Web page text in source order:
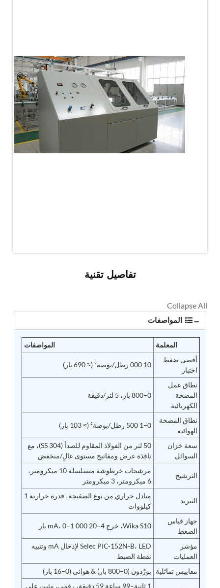
Compressor Test Rig
Manual Nitrogen Generation Plant with Integrated
Air Compressor
Supply Of Suction Lubrication System For 1000Hp
Cyclic Spin Test Facility
Mobile Hydraulic Flushing Rig
Hydraulic Powerpack And Actuator System
Manufacturer
Test Rig For OBIGGS
Oxygen Enrichment Facility
Gas Distribution System
Hydraulic Refilling Trolley
Practice Head Torpedo
Ku 7 Leak Tester
Gas Purging System
Liquid Oxygen Dispenser 800 Ltr Along With
45 Degree Left And Right Moment Durability Test
Neometrix Optical Balloon Theodolite
Universal Hydraulic Charging Rig IAF Nasik
Cng Circuit Leak Testing Machine For Volvo Buses
Hydraulic Spreader Machine
Cryogenic Liquid Medical Mxygen Vertical Storage
Tank
Weapon Loading Trolley
Hydrualic Drive Of Osa
Test Equipment For Pump And Centrifugal
Breather
Hydraulic Loading System
Aircraft Arrester Barrier System
Tacan Test Bench
Automated Inverter Test Rig On Lab View
Environment
Test Rig For Irab Brake System
Oxygen Gas Boosting Station
تفاصيل تقنية
المواصفات
المعلمة
المواصفات
أقصى ضغط
اختبار
10 000 رطل/بوصة² (≈ 690 بار)
نطاق عمل
المضخة
الكهربائية
0–800 بار، 5 لتر/دقيقة
نطاق المضخة
الهوائية
0–1 500 رطل/بوصة² (≈ 103 بار)
سعة خزان
السوائل
50 لتر من الفولاذ المقاوم للصدأ (SS 304)، مع
نافذة عرض ومفاتيح مستوى عالٍ/منخفض
الترشيح
مرشحات خرطوشة متسلسلة 10 ميكرومتر،
6 ميكرومتر، 3 ميكرومتر
التبريد
مبادل حراري من نوع الصفيحة، قدرة حرارية 1
كيلووات
جهاز قياس
الضغط
Wika S10، خرج 4–20 mA، 0–1 000 بار
مؤشر
العمليات
Selec PIC-152N-B، LED لإدخال mA وتنبيه
نقطة الضبط
مقاييس تماثلية
بورْدون (0–800 بار) & هوائي (0–16 بار)
1 ثانية–99 ساعة 59 دقيقة، رقمي، مثبت على